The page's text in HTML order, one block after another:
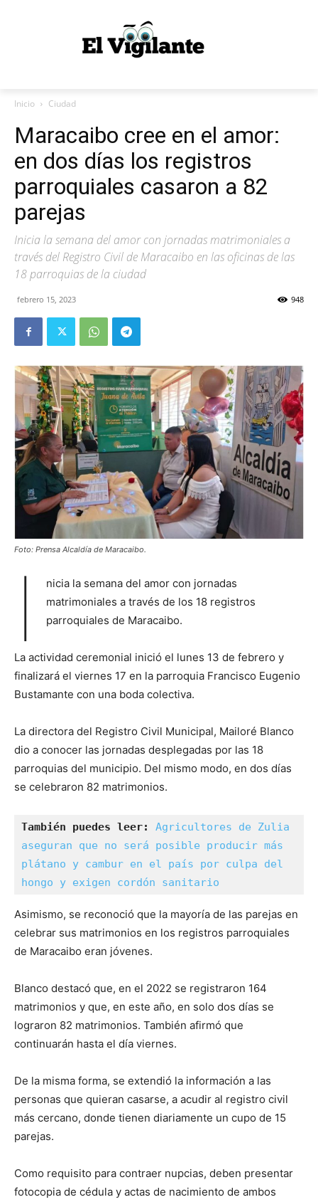
Inicio Ciudad
Maracaibo cree en el amor:
en dos días los registros
parroquiales casaron a 82
parejas
Inicia la semana del amor con jornadas matrimoniales a
través del Registro Civil de Maracaibo en las oficinas de las
18 parroquias de la ciudad
febrero 15, 2023 948
Foto: Prensa Alcaldía de Maracaibo.
I
nicia la semana del amor con jornadas
matrimoniales a través de los 18 registros
parroquiales de Maracaibo.
La actividad ceremonial inició el lunes 13 de febrero y
finalizará el viernes 17 en la parroquia Francisco Eugenio
Bustamante con una boda colectiva.
La directora del Registro Civil Municipal, Mailoré Blanco
dio a conocer las jornadas desplegadas por las 18
parroquias del municipio. Del mismo modo, en dos días
se celebraron 82 matrimonios.
También puedes leer:
Agricultores de Zulia
aseguran que no será posible producir más
plátano y cambur en el país por culpa del
hongo y exigen cordón sanitario
Asimismo, se reconoció que la mayoría de las parejas en
celebrar sus matrimonios en los registros parroquiales
de Maracaibo eran jóvenes.
Blanco destacó que, en el 2022 se registraron 164
matrimonios y que, en este año, en solo dos días se
lograron 82 matrimonios. También afirmó que
continuarán hasta el día viernes.
De la misma forma, se extendió la información a las
personas que quieran casarse, a acudir al registro civil
más cercano, donde tienen diariamente un cupo de 15
parejas.
Como requisito para contraer nupcias, deben presentar
fotocopia de cédula y actas de nacimiento de ambos